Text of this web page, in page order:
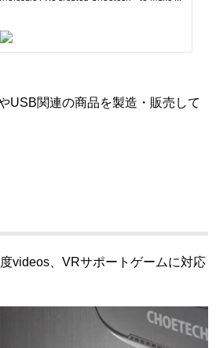
USB関連の商品を製造・販売して
videos、VRサポートゲームに対応